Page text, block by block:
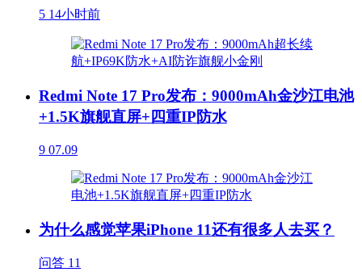
5 14小时前
Redmi Note 17 Pro发布：9000mAh金沙江电池
+1.5K旗舰直屏+四重IP防水
9 07.09
为什么感觉苹果iPhone 11还有很多人去买？
问答 11